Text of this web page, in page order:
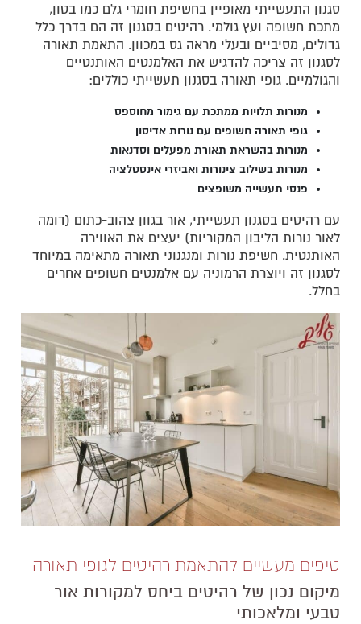
סגנון התעשייתי מאופיין בחשיפת חומרי גלם כמו בטון,
מתכת חשופה ועץ גולמי. רהיטים בסגנון זה הם בדרך כלל
גדולים, מסיביים ובעלי מראה גס במכוון. התאמת תאורה
לסגנון זה צריכה להדגיש את האלמנטים האותנטיים
והגולמיים. גופי תאורה בסגנון תעשייתי כוללים:
מנורות תלויות ממתכת עם גימור מחוספס
גופי תאורה חשופים עם נורות אדיסון
מנורות בהשראת תאורת מפעלים וסדנאות
מנורות בשילוב צינורות ואביזרי אינסטלציה
פנסי תעשייה משופצים
עם רהיטים בסגנון תעשייתי, אור בגוון צהוב-כתום (דומה
לאור נורות הליבון המקוריות) יעצים את האווירה
האותנטית. חשיפת נורות ומנגנוני תאורה מתאימה במיוחד
לסגנון זה ויוצרת הרמוניה עם אלמנטים חשופים אחרים
בחלל.
טיפים מעשיים להתאמת רהיטים לגופי תאורה
מיקום נכון של רהיטים ביחס למקורות אור
טבעי ומלאכותי